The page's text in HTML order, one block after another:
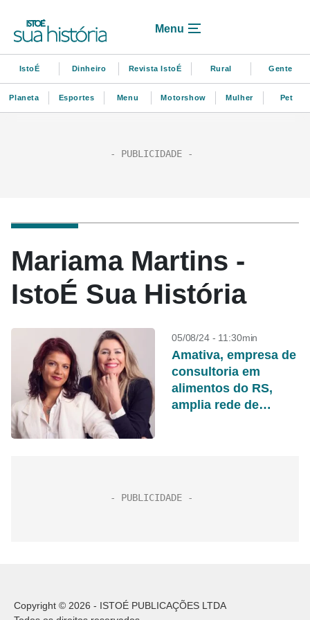
Menu
IstoÉ Dinheiro Revista IstoÉ Rural Gente
Planeta Esportes Menu Motorshow Mulher Pet
Mariama Martins -
IstoÉ Sua História
05/08/24 - 11:30min
Amativa, empresa de
consultoria em
alimentos do RS,
amplia rede de
Copyright © 2026 - ISTOÉ PUBLICAÇÕES LTDA